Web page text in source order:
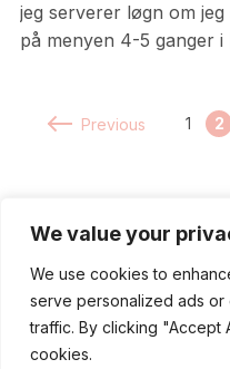
We value your
We use cookies to
serve personalized ads
traffic. By clicking "Accept
cookies.
jeg serverer løgn om
på menyen 4-5 ganger
Previous 1 2